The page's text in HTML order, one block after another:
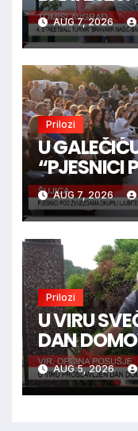
AUG 7, 2026
Prilozi
U
“PJESNICI
AUG 7, 2026
Prilozi
U VIRU
DAN
AUG 5, 2026